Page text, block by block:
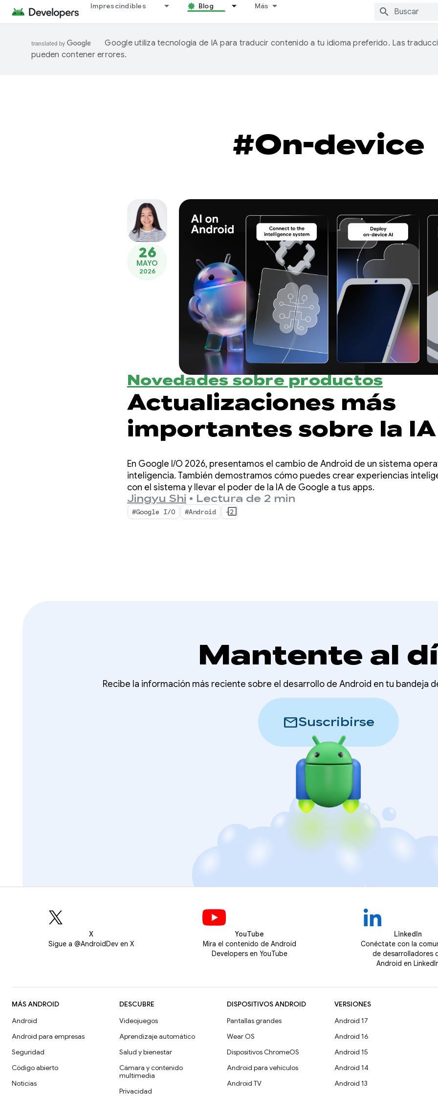
Imprescindibles Blog Más
Google utiliza tecnología de IA para traducir contenido a tu idioma preferido. Las
pueden contener errores.
#On-device
26
MAYO
2026
Novedades sobre productos
Actualizaciones más
importantes sobre la
Android para crear
experiencias
desde Google I/O 26
En Google I/O 2026, presentamos el cambio de Android de un sistema
inteligencia. También demostramos cómo puedes crear experiencias
con el sistema y llevar el poder de la IA de Google a tus apps.
Jingyu Shi • Lectura de 2 min
#Google I/O #Android +2
Mantente al
Recibe la información más reciente sobre el desarrollo de Android en tu bandeja
mailSuscribirse
X
Sigue a @AndroidDev en X
YouTube
Mira el contenido de Android
Developers en YouTube
LinkedIn
Conéctate con la
de desarrolladores
Android en
MÁS ANDROID
Android
Android para empresas
Seguridad
Código abierto
Noticias
DESCUBRE
Videojuegos
Aprendizaje automático
Salud y bienestar
Cámara y contenido
multimedia
Privacidad
DISPOSITIVOS ANDROID
Pantallas grandes
Wear OS
Dispositivos ChromeOS
Android para vehículos
Android TV
VERSIONES
Android 17
Android 16
Android 15
Android 14
Android 13